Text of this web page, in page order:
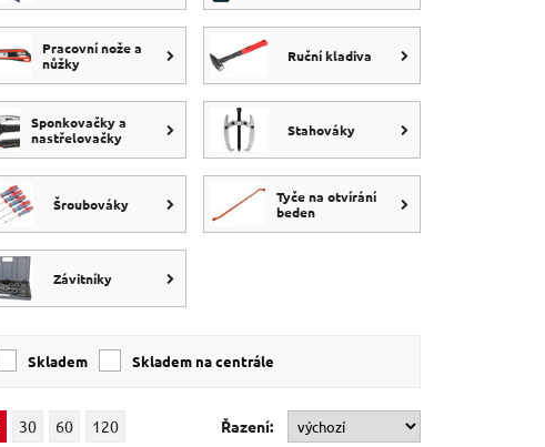
Pracovní nože a
nůžky
Ruční kladiva
Sponkovačky a
nastřelovačky
Stahováky
Šroubováky
Tyče na otvírání
beden
Závitníky
skladem skladem na centrále
30 60 120 Řazení: